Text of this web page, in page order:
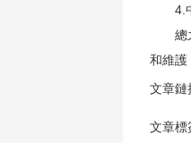
4.中
總之
和維護
文章鏈
文章標